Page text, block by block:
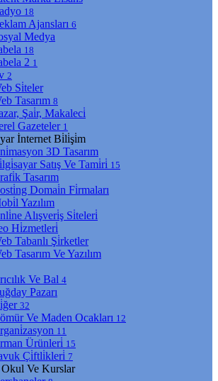
18
Ajansları 6
Medya
18
2 1
2
Si̇teler
Tasarım 8
Şai̇r, Makaleci̇
Gazeteler 1
İnternet Bi̇li̇şi̇m
3D Tasarım
Satış Ve Tami̇ri̇ 15
Tasarım
Domai̇n Fi̇rmaları
Yazılım
Alışveri̇ş Si̇teleri̇
Hi̇zmetleri̇
Tabanlı Şi̇rketler
Tasarım Ve Yazılım
Ve Bal 4
Pazarı
32
Ve Maden Ocakları 12
11
Ürünleri̇ 15
Çi̇ftli̇kleri̇ 7
Ve Kurslar